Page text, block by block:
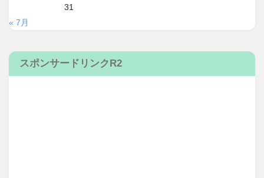
31
« 7月
スポンサードリンクR2